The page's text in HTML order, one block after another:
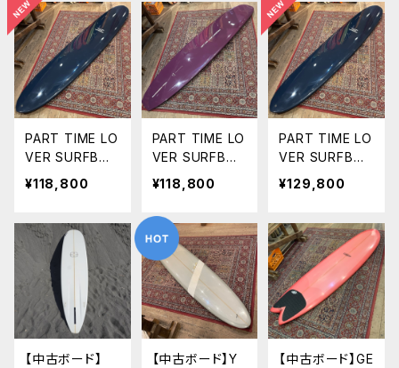
G
PART TIME LO
VER SURFBOA
RDS 『THE ST
RANGER』
G
¥118,800
PART TIME LO
VER SURFBOA
RDS 『INVOLM
ENT』 9'6" T
HE COUSIN
¥118,800
PART TIME LO
VER SURFBOA
RDS 『THE ST
RANGER』 1
¥129,800
【中古ボード】
【中古ボード】Y
【中古ボード】GE